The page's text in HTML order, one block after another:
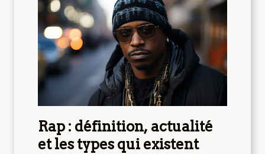
Rap : définition, actualité
et les types qui existent